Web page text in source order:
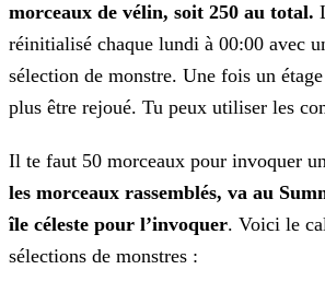
morceaux de vélin, soit 250 au total.
réinitialisé chaque lundi à 00:00 avec
sélection de monstre. Une fois un
plus être rejoué. Tu peux utiliser les
Il te faut 50 morceaux pour invoquer
les morceaux rassemblés, va au
île céleste pour l’invoquer. Voici le
sélections de monstres :